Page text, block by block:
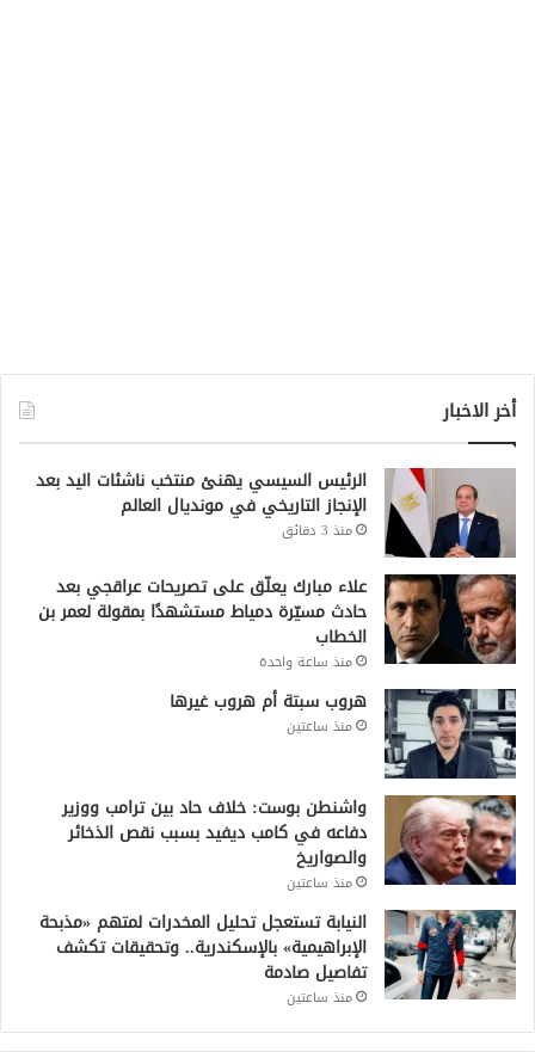
أخر الاخبار
الرئيس السيسي يهنئ منتخب ناشئات اليد بعد
الإنجاز التاريخي في مونديال العالم
منذ 3 دقائق
علاء مبارك يعلّق على تصريحات عراقجي بعد
حادث مسيّرة دمياط مستشهدًا بمقولة لعمر بن
الخطاب
منذ ساعة واحدة
هروب سبتة أم هروب غيرها
منذ ساعتين
واشنطن بوست: خلاف حاد بين ترامب ووزير
دفاعه في كامب ديفيد بسبب نقص الذخائر
والصواريخ
منذ ساعتين
النيابة تستعجل تحليل المخدرات لمتهم «مذبحة
الإبراهيمية» بالإسكندرية.. وتحقيقات تكشف
تفاصيل صادمة
منذ ساعتين